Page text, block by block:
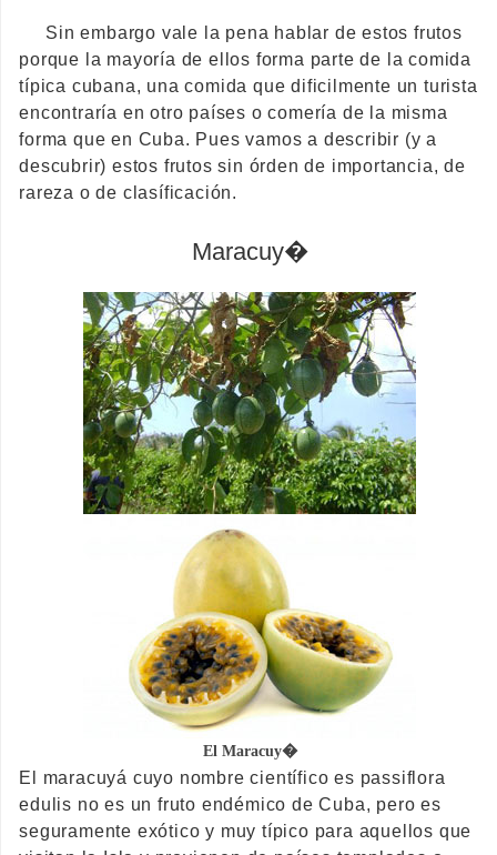
Sin embargo vale la pena hablar de estos frutos
porque la mayoría de ellos forma parte de la comida
típica cubana, una comida que dificilmente un turista
encontraría en otro países o comería de la misma
forma que en Cuba. Pues vamos a describir (y a
descubrir) estos frutos sin órden de importancia, de
rareza o de clasíficación.
Maracuy�
El Maracuy�
El maracuyá cuyo nombre científico es passiflora
edulis no es un fruto endémico de Cuba, pero es
seguramente exótico y muy típico para aquellos que